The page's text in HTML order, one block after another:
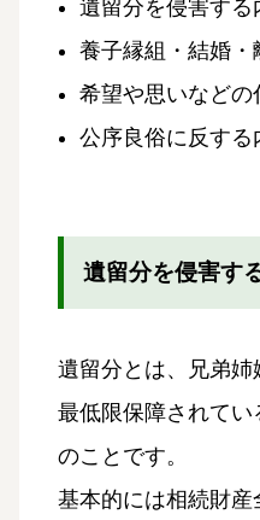
遺留分を侵害する
養子縁組・結婚
希望や思いなどの
公序良俗に反する
遺留分を侵害す
遺留分とは、兄弟
最低限保障されて
のことです。
基本的には相続財